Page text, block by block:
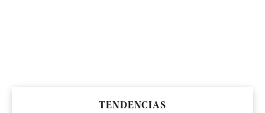
TENDENCIAS